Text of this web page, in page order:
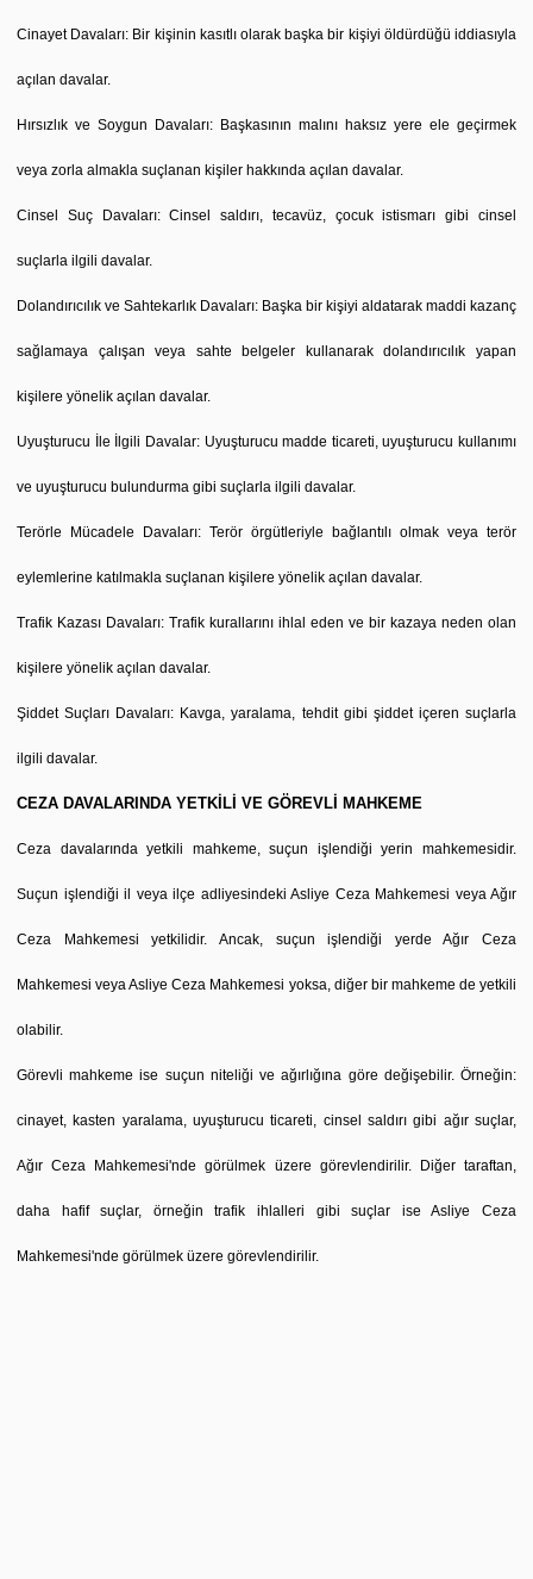
Cinayet Davaları: Bir kişinin kasıtlı olarak başka bir kişiyi öldürdüğü iddiasıyla
açılan davalar.
Hırsızlık ve Soygun Davaları: Başkasının malını haksız yere ele geçirmek
veya zorla almakla suçlanan kişiler hakkında açılan davalar.
Cinsel Suç Davaları: Cinsel saldırı, tecavüz, çocuk istismarı gibi cinsel
suçlarla ilgili davalar.
Dolandırıcılık ve Sahtekarlık Davaları: Başka bir kişiyi aldatarak maddi kazanç
sağlamaya çalışan veya sahte belgeler kullanarak dolandırıcılık yapan
kişilere yönelik açılan davalar.
Uyuşturucu İle İlgili Davalar: Uyuşturucu madde ticareti, uyuşturucu kullanımı
ve uyuşturucu bulundurma gibi suçlarla ilgili davalar.
Terörle Mücadele Davaları: Terör örgütleriyle bağlantılı olmak veya terör
eylemlerine katılmakla suçlanan kişilere yönelik açılan davalar.
Trafik Kazası Davaları: Trafik kurallarını ihlal eden ve bir kazaya neden olan
kişilere yönelik açılan davalar.
Şiddet Suçları Davaları: Kavga, yaralama, tehdit gibi şiddet içeren suçlarla
ilgili davalar.
CEZA DAVALARINDA YETKİLİ VE GÖREVLİ MAHKEME
Ceza davalarında yetkili mahkeme, suçun işlendiği yerin mahkemesidir.
Suçun işlendiği il veya ilçe adliyesindeki Asliye Ceza Mahkemesi veya Ağır
Ceza Mahkemesi yetkilidir. Ancak, suçun işlendiği yerde Ağır Ceza
Mahkemesi veya Asliye Ceza Mahkemesi yoksa, diğer bir mahkeme de yetkili
olabilir.
Görevli mahkeme ise suçun niteliği ve ağırlığına göre değişebilir. Örneğin:
cinayet, kasten yaralama, uyuşturucu ticareti, cinsel saldırı gibi ağır suçlar,
Ağır Ceza Mahkemesi'nde görülmek üzere görevlendirilir. Diğer taraftan,
daha hafif suçlar, örneğin trafik ihlalleri gibi suçlar ise Asliye Ceza
Mahkemesi'nde görülmek üzere görevlendirilir.